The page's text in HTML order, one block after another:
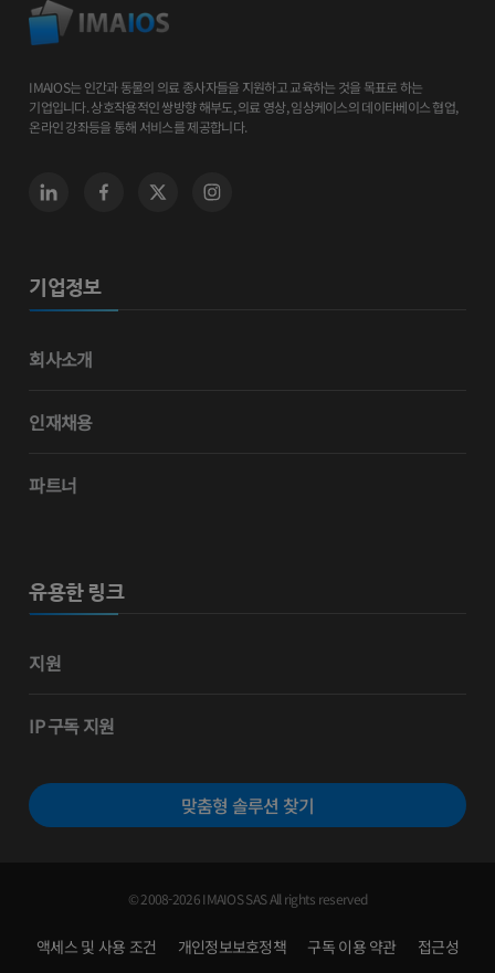
IMAIOS는 인간과 동물의 의료 종사자들을 지원하고 교육하는 것을 목표로 하는
기업입니다. 상호작용적인 쌍방향 해부도, 의료 영상, 임상케이스의 데이타베이스 협업,
온라인 강좌등을 통해 서비스를 제공합니다.
기업정보
회사소개
인재채용
파트너
유용한 링크
지원
IP 구독 지원
맞춤형 솔루션 찾기
© 2008-2026 IMAIOS SAS All rights reserved
액세스 및 사용 조건 개인정보보호정책 구독 이용 약관 접근성